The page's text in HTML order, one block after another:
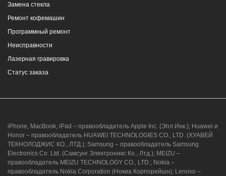
Замена стекла
Ремонт кофемашин
Программный ремонт
Неисправности
Лазерная гравировка
Статус заказа
iPhone, MacBook, iPad – правообладатель Apple Inc. (Эпл Инк.); Huawei и
Honor – правообладатель HUAWEI TECHNOLOGIES CO., LTD. (ХУАВЕЙ
ТЕКНОЛОДЖИС КО., ЛТД.); Samsung – правообладатель Samsung
Electronics Co. Ltd. (Самсунг Электроникс Ко., Лтд.); MEIZU –
правообладатель MEIZU TECHNOLOGY CO., LTD.; Nokia –
правообладатель Nokia Corporation (Нокиа Корпорейшн); Lenovo –